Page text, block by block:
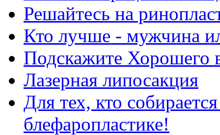
Решайтесь на
Кто лучше - мужчина
Подскажите Хорошего
Лазерная липосакция
Для тех, кто
блефаропластике!